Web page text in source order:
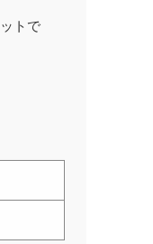
トで